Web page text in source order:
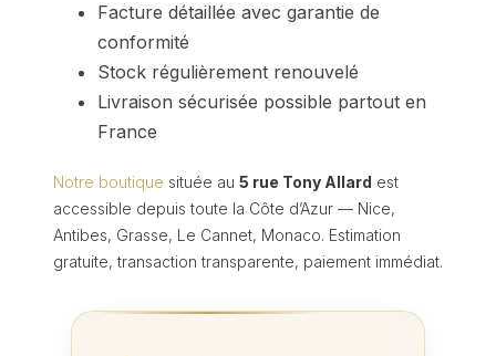
Facture détaillée avec garantie de
conformité
Stock régulièrement renouvelé
Livraison sécurisée possible partout en
France
Notre boutique située au 5 rue Tony Allard est
accessible depuis toute la Côte d’Azur — Nice,
Antibes, Grasse, Le Cannet, Monaco. Estimation
gratuite, transaction transparente, paiement immédiat.